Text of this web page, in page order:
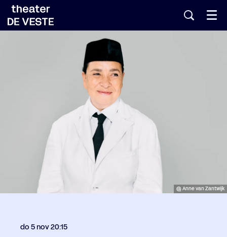
Menu
@ Anne van Zantwijk
do 5 nov20:15